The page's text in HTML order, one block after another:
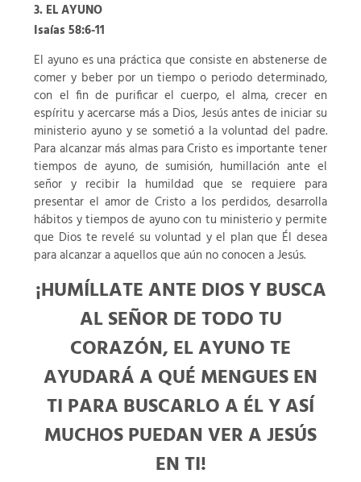
3. EL AYUNO
Isaías 58:6-11
El ayuno es una práctica que consiste en abstenerse de
comer y beber por un tiempo o periodo determinado,
con el fin de purificar el cuerpo, el alma, crecer en
espíritu y acercarse más a Dios, Jesús antes de iniciar su
ministerio ayuno y se sometió a la voluntad del padre.
Para alcanzar más almas para Cristo es importante tener
tiempos de ayuno, de sumisión, humillación ante el
señor y recibir la humildad que se requiere para
presentar el amor de Cristo a los perdidos, desarrolla
hábitos y tiempos de ayuno con tu ministerio y permite
que Dios te revelé su voluntad y el plan que Él desea
para alcanzar a aquellos que aún no conocen a Jesús.
¡HUMÍLLATE ANTE DIOS Y BUSCA
AL SEÑOR DE TODO TU
CORAZÓN, EL AYUNO TE
AYUDARÁ A QUÉ MENGUES EN
TI PARA BUSCARLO A ÉL Y ASÍ
MUCHOS PUEDAN VER A JESÚS
EN TI!